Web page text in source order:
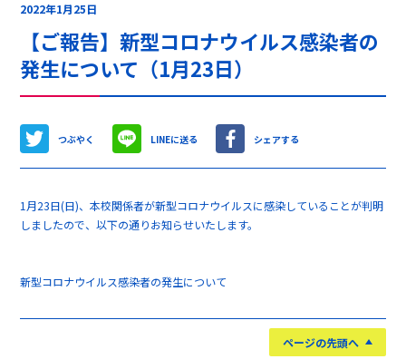
2022年1月25日
【ご報告】新型コロナウイルス感染者の
発生について（1月23日）
つぶやく LINEに送る シェアする
1月23日(日)、本校関係者が新型コロナウイルスに感染していることが判明
しましたので、以下の通りお知らせいたします。
新型コロナウイルス感染者の発生について
ページの先頭へ